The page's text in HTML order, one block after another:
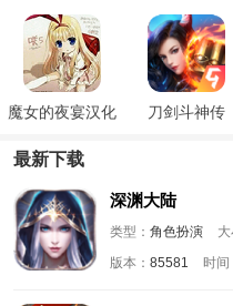
魔女的夜宴汉化
刀剑斗神传
最新下载
深渊大陆
类型： 角色扮演 大
版本： 85581 时间